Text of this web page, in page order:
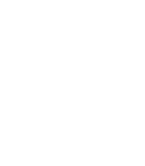
Twitter)